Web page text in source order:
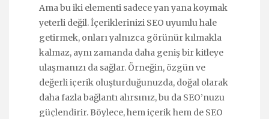
Ama bu iki elementi sadece yan yana koymak
yeterli değil. İçeriklerinizi SEO uyumlu hale
getirmek, onları yalnızca görünür kılmakla
kalmaz, aynı zamanda daha geniş bir kitleye
ulaşmanızı da sağlar. Örneğin, özgün ve
değerli içerik oluşturduğunuzda, doğal olarak
daha fazla bağlantı alırsınız, bu da SEO’nuzu
güçlendirir. Böylece, hem içerik hem de SEO